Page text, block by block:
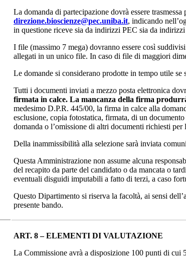
La domanda di partecipazione dovrà essere
direzione.bioscienze@pec.uniba.it, indicando
in questione riceve sia da indirizzi PEC sia da
I file (massimo 7 mega) dovranno essere così
allegati in un unico file. In caso di file di maggiori
Le domande si considerano prodotte in tempo utile
Tutti i documenti inviati a mezzo posta elettronica
firmata in calce. La mancanza della firma
medesimo D.P.R. 445/00, la firma in calce alla
esclusione, copia fotostatica, firmata, di un
domanda o l’omissione di altri documenti richiesti
Della inammissibilità alla selezione sarà inviata
Questa Amministrazione non assume alcuna
del recapito da parte del candidato o da mancata o
eventuali disguidi imputabili a fatto di terzi, a caso
Questo Dipartimento si riserva la facoltà, ai sensi
presente bando.
ART. 8 – ELEMENTI DI VALUTAZIONE
La Commissione avrà a disposizione 100 punti di